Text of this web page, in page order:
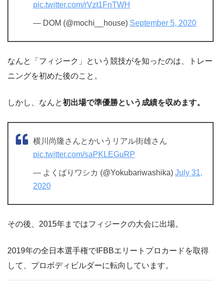
pic.twitter.com/rVzt1FnTWH
— DOM (@mochi__house) September 5, 2020
なんと「フィジーク」という競技がを知ったのは、トレー
ニングを初めた後のこと。
しかし、なんと初出場で準優勝という成績を収めます。
横川尚隆さんとかいうリアル街雄さん
pic.twitter.com/saPKLEGuRP
— よくばりワシカ (@Yokubariwashika) July 31,
2020
その後、2015年まではフィジークの大会に出場。
2019年の全日本選手権でIFBBエリートプロカードを取得
して、プロボディビルダーに転向しています。